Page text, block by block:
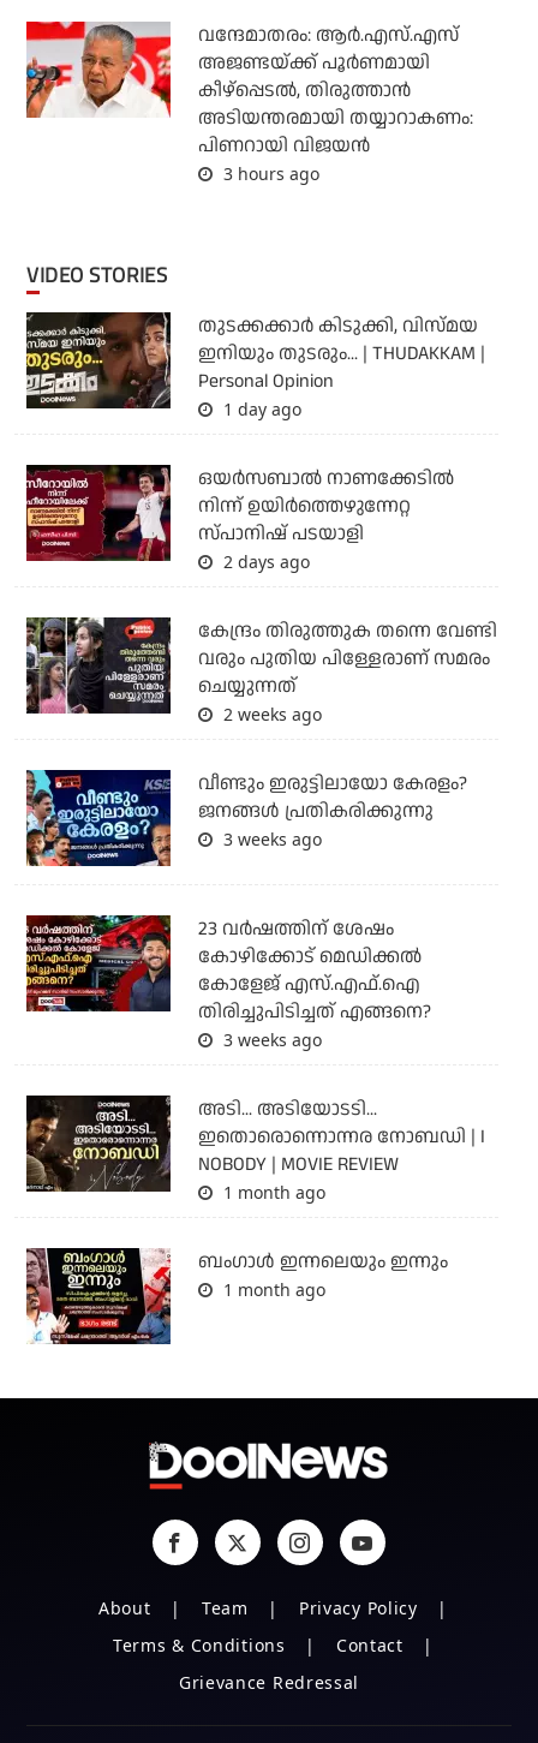
വന്ദേമാതരം: ആര്‍.എസ്.എസ്
അജണ്ടയ്ക്ക് പൂര്‍ണമായി
കീഴ്‌പ്പെടല്‍, തിരുത്താന്‍
അടിയന്തരമായി തയ്യാറാകണം:
പിണറായി വിജയന്‍
3 hours ago
VIDEO STORIES
തുടക്കക്കാര്‍ കിടുക്കി, വിസ്മയ
ഇനിയും തുടരും... | THUDAKKAM |
Personal Opinion
1 day ago
ഒയര്‍സബാൽ നാണക്കേടിൽ
നിന്ന് ഉയിർത്തെഴുന്നേറ്റ
സ്പാനിഷ് പടയാളി
2 days ago
കേന്ദ്രം തിരുത്തുക തന്നെ വേണ്ടി
വരും പുതിയ പിള്ളേരാണ് സമരം
ചെയ്യുന്നത്
2 weeks ago
വീണ്ടും ഇരുട്ടിലായോ കേരളം?
ജനങ്ങൾ പ്രതികരിക്കുന്നു
3 weeks ago
23 വർഷത്തിന് ശേഷം
കോഴിക്കോട് മെഡിക്കൽ
കോളേജ് എസ്.എഫ്.ഐ
തിരിച്ചുപിടിച്ചത് എങ്ങനെ?
3 weeks ago
അടി... അടിയോടടി...
ഇതൊരൊന്നൊന്നര നോബഡി | I
NOBODY | MOVIE REVIEW
1 month ago
ബംഗാള്‍ ഇന്നലെയും ഇന്നും
1 month ago
About Team
Privacy Policy
Terms & Conditions
Contact
Grievance Redressal